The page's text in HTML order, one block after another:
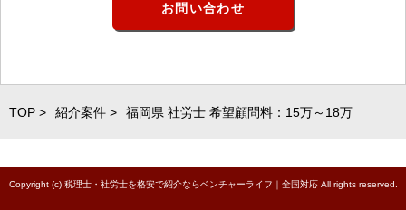
お問い合わせ
TOP > 紹介案件 > 福岡県 社労士 希望顧問料：15万～18万
Copyright (c) 税理士・社労士を格安で紹介ならベンチャーライフ｜全国対応 All rights reserved.